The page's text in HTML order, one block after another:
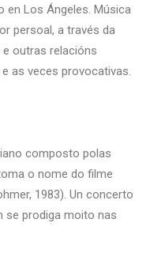
en Los Ángeles. Música
persoal, a través da
outras relacións
as veces provocativas.
composto polas
o nome do filme
1983). Un concerto
se prodiga moito nas